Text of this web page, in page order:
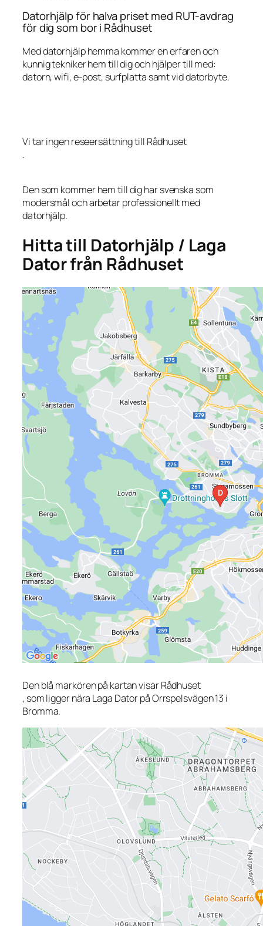
Datorhjälp för halva priset med RUT-avdrag
för dig som bor i Rådhuset
Med datorhjälp hemma kommer en erfaren och
kunnig tekniker hem till dig och hjälper till med:
datorn, wifi, e-post, surfplatta samt vid datorbyte.
Vi tar ingen reseersättning till Rådhuset
.
Den som kommer hem till dig har svenska som
modersmål och arbetar professionellt med
datorhjälp.
Hitta till Datorhjälp / Laga
Dator från Rådhuset
Den blå markören på kartan visar Rådhuset
, som ligger nära Laga Dator på Orrspelsvägen 13 i
Bromma.